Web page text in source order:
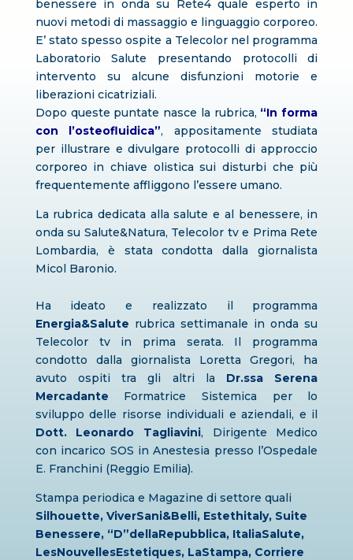
benessere in onda su Rete4 quale esperto in
nuovi metodi di massaggio e linguaggio corporeo.
E’ stato spesso ospite a Telecolor nel programma
Laboratorio Salute presentando protocolli di
intervento su alcune disfunzioni motorie e
liberazioni cicatriziali.
Dopo queste puntate nasce la rubrica, “In forma
con l’osteofluidica”, appositamente studiata
per illustrare e divulgare protocolli di approccio
corporeo in chiave olistica sui disturbi che più
frequentemente affliggono l’essere umano.
La rubrica dedicata alla salute e al benessere, in
onda su Salute&Natura, Telecolor tv e Prima Rete
Lombardia, è stata condotta dalla giornalista
Micol Baronio.
Ha ideato e realizzato il programma
Energia&Salute rubrica settimanale in onda su
Telecolor tv in prima serata. Il programma
condotto dalla giornalista Loretta Gregori, ha
avuto ospiti tra gli altri la Dr.ssa Serena
Mercadante Formatrice Sistemica per lo
sviluppo delle risorse individuali e aziendali, e il
Dott. Leonardo Tagliavini, Dirigente Medico
con incarico SOS in Anestesia presso l’Ospedale
E. Franchini (Reggio Emilia).
Stampa periodica e Magazine di settore quali
Silhouette, ViverSani&Belli, Estethitaly, Suite
Benessere, “D”dellaRepubblica, ItaliaSalute,
LesNouvellesEstetiques, LaStampa, Corriere